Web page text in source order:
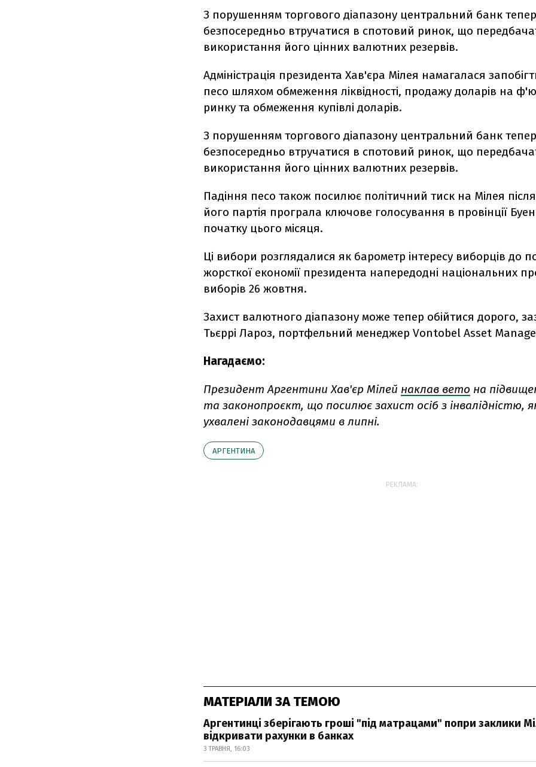
З порушенням торгового діапазону центральний банк
безпосередньо втручатися в спотовий ринок, що
використання його цінних валютних резервів.
Адміністрація президента Хав'єра Мілея намагалася
песо шляхом обмеження ліквідності, продажу доларів на
ринку та обмеження купівлі доларів.
З порушенням торгового діапазону центральний банк
безпосередньо втручатися в спотовий ринок, що
використання його цінних валютних резервів.
Падіння песо також посилює політичний тиск на Мілея
його партія програла ключове голосування в провінції
початку цього місяця.
Ці вибори розглядалися як барометр інтересу виборців до
жорсткої економії президента напередодні національних
виборів 26 жовтня.
Захист валютного діапазону може тепер обійтися дорого,
Тьєррі Лароз, портфельний менеджер Vontobel Asset
Нагадаємо:
Президент Аргентини Хав'єр Мілей наклав вето на
та законопроєкт, що посилює захист осіб з інвалідністю,
ухвалені законодавцями в липні.
АРГЕНТИНА
РЕКЛАМА:
МАТЕРІАЛИ ЗА ТЕМОЮ
Аргентинці зберігають гроші "під матрацами" попри заклики
відкривати рахунки в банках
3 ТРАВНЯ, 16:03